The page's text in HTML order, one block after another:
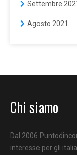
Settembre
Agosto 2021
Chi siamo
Dal 2006
interesse per gli